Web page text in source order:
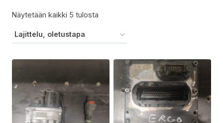
Näytetään kaikki 5 tulosta